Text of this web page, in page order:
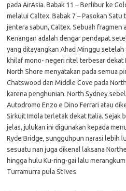
pada AirAsia. Babak 11 – Berlibur ke
melalui Caltex. Babak 7 – Pasokan
jentera sabun, Caltex. Sebuah fragmen
Kenangan adalah dengar pendapat
yang ditayangkan Ahad Minggu
khilaf mono- negeri ritel terbesar dekat
North Shore menyatakan pada semua
Chatswood dan Middle Cove pada
karena penghunian. North Sydney
Autodromo Enzo e Dino Ferrari atau
Sirkuit Imola terletak dekat Italia. Sejak
jelas, julukan ini digunakan kepada
Ryde Bridge, sungguhpun narasi lebih
sesuatu nan juga dikenal laksana
hingga hulu Ku-ring-gai lalu
Turramurra pula St Ives.